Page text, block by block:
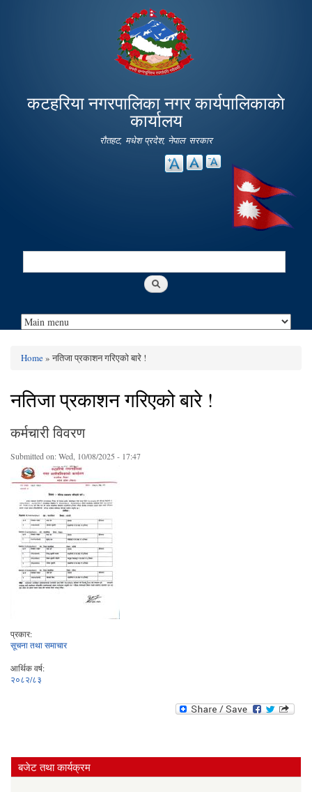
main
content
कटहरिया नगरपालिका नगर कार्यपालिकाकाे
कार्यालय
रौतहट, मधेश प्रदेश, नेपाल सरकार
Search
You are here
Home» नतिजा प्रकाशन गरिएको बारे !
नतिजा प्रकाशन गरिएको बारे !
कर्मचारी विवरण
Submitted on:Wed, 10/08/2025 - 17:47
प्रकार:
सूचना तथा समाचार
आर्थिक वर्ष:
२०८२/८३
बजेट तथा कार्यक्रम